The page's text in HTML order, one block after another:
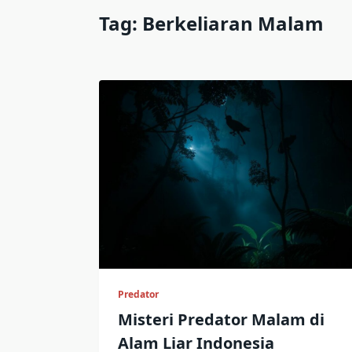
Tag: Berkeliaran Malam
Predator
Misteri Predator Malam di
Alam Liar Indonesia